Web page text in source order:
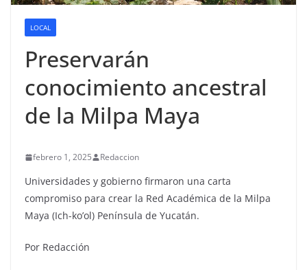
LOCAL
Preservarán
conocimiento ancestral
de la Milpa Maya
febrero 1, 2025 Redaccion
Universidades y gobierno firmaron una carta
compromiso para crear la Red Académica de la Milpa
Maya (Ich-ko’ol) Península de Yucatán.
Por Redacción